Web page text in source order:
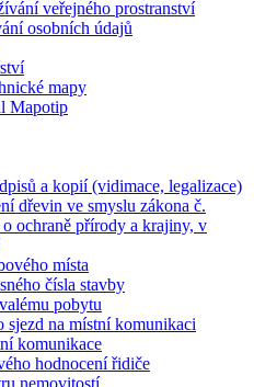
veřejného prostranství
osobních údajů
mapy
Mapotip
a kopií (vidimace, legalizace)
dřevin ve smyslu zákona č.
o ochraně přírody a krajiny, v
místa
čísla stavby
pobytu
sjezd na místní komunikaci
komunikace
hodnocení řidiče
nemovitostí